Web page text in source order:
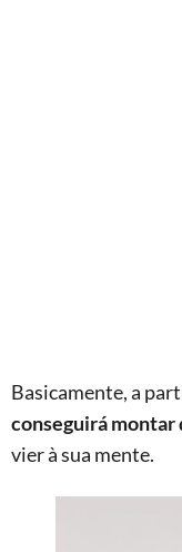
Basicamente, a
conseguirá
vier à sua mente.